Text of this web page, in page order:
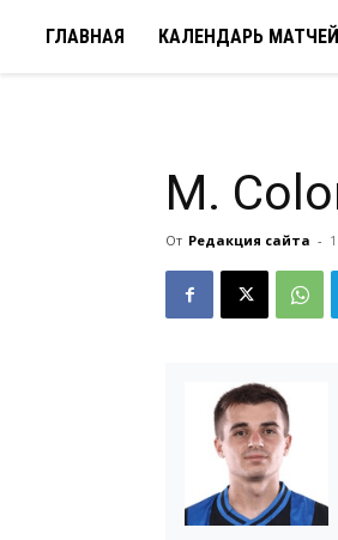
ГЛАВНАЯ КАЛЕНДАРЬ МАТЧЕЙ
M.
От Редакция сайта -